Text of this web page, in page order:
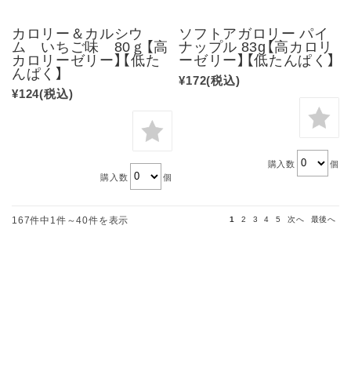
カロリー＆カルシウ
ム いちご味 80ｇ【高
カロリーゼリー】【低た
んぱく】
¥124(税込)
購入数 個
ソフトアガロリー パイ
ナップル 83g【高カロリ
ーゼリー】【低たんぱく】
¥172(税込)
購入数 個
167件中1件～40件を表示 1 2 3 4 5 次へ 最後へ